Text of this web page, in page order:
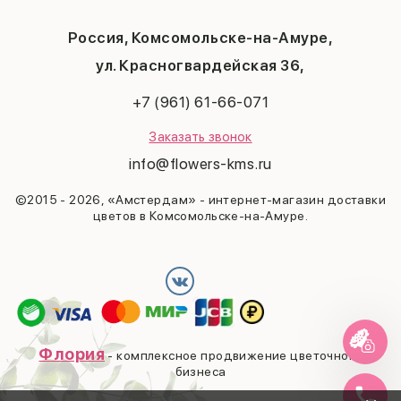
Россия, Комсомольске-на-Амуре,
ул. Красногвардейская 36,
+7 (961) 61-66-071
Заказать звонок
info@flowers-kms.ru
©2015 - 2026, «Амстердам» - интернет-магазин доставки
цветов в Комсомольске-на-Амуре.
23 февраля
Последний звонок
Флория- комплексное продвижение цветочного
бизнеса